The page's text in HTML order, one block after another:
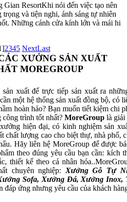
ResortKhi nói đến việc tạo nên
trọng và tiện nghi, ánh sáng tự nhiên
Những cánh cửa kính lớn và mái hi
2345 NextLast
XƯỞNG SẢN XUẤT
MOREGROUP
xuất để trực tiếp sản xuất ra
một hệ thống sản xuất đồng bộ, có
hoàn hảo? Bạn muốn tiết kiệm chi
công trình tốt nhất? MoreGroup là giải
hiện đại, có kinh nghiệm sản
chất lượng cao cho biệt thự, nhà phố,
Hãy liên hệ MoreGroup để được
theo đúng yêu cầu bạn cần: kích
thiết kế theo cá nhân
chuyên nghiệp: Xưởng Gỗ Tự
Sofa, Xưởng Đá, Xưởng Inox,
đáp ứng nhưng yêu cầu của khách